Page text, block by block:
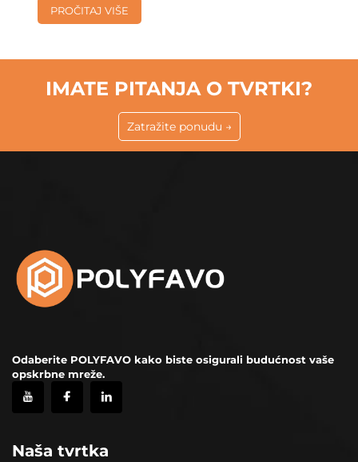
IMATE PITANJA O TVRTKI?
Zatražite ponudu →
Odaberite POLYFAVO kako biste osigurali budućnost vaše
opskrbne mreže.
Naša tvrtka